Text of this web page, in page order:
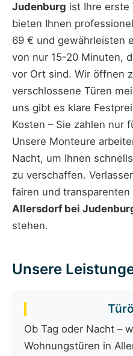
Judenburg ist Ihre erste
bieten Ihnen
69 € und gewährleisten
von nur 15-20 Minuten,
vor Ort sind. Wir öffnen
verschlossene Türen
uns gibt es klare
Kosten – Sie zahlen nur
Unsere Monteure
Nacht, um Ihnen
zu verschaffen.
fairen und
Allersdorf bei
stehen.
Unsere
Ob Tag oder Nacht –
Wohnungstüren in